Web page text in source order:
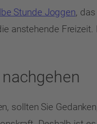
Stunde Joggen,
anstehende Freizeit.
sollten Sie